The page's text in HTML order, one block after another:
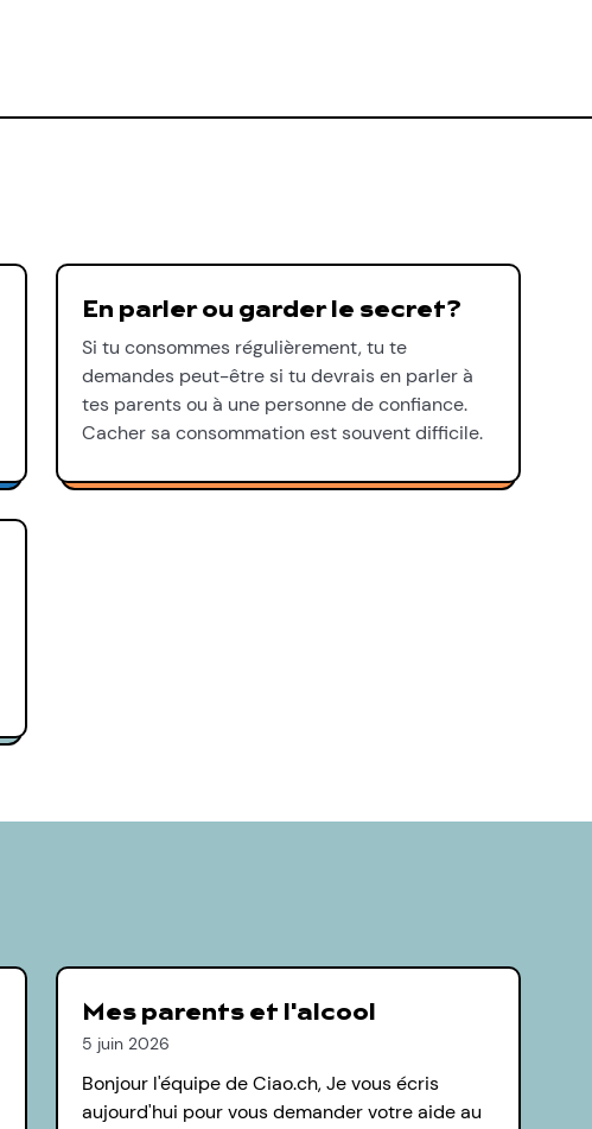
En parler ou garder le secret?
Si tu consommes régulièrement, tu te
demandes peut-être si tu devrais en parler à
tes parents ou à une personne de confiance.
Cacher sa consommation est souvent difficile.
Mes parents et l'alcool
5 juin 2026
Bonjour l'équipe de Ciao.ch, Je vous écris
aujourd'hui pour vous demander votre aide au